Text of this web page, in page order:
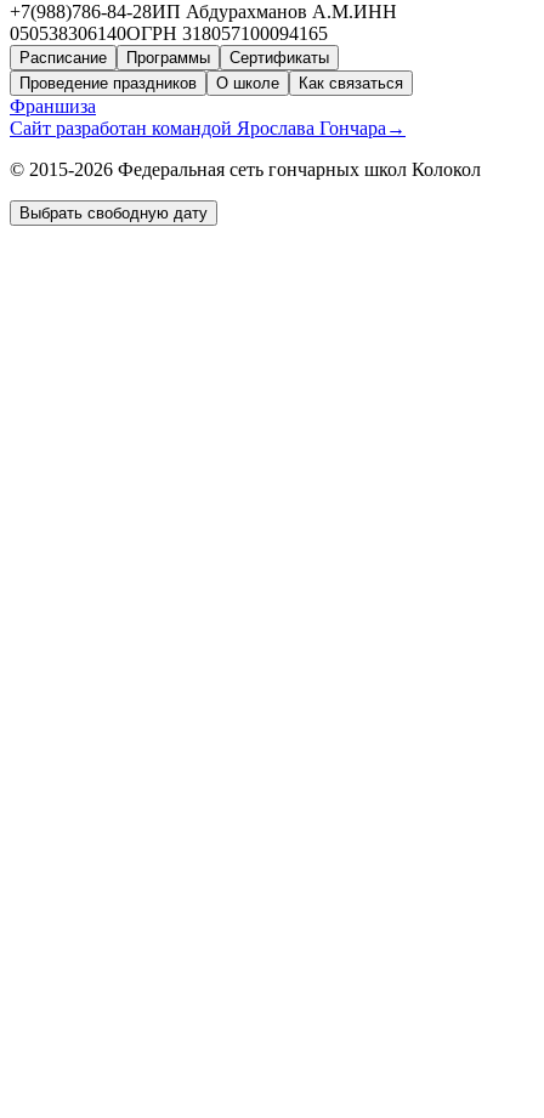
+7(988)786-84-28ИП Абдурахманов А.М.ИНН
050538306140ОГРН 318057100094165
Расписание Программы
Сертификаты
Проведение праздников
О школе Как связаться
Франшиза
Сайт разработан командой Ярослава Гончара →
© 2015-2026 Федеральная сеть гончарных школ Колокол
Выбрать свободную дату